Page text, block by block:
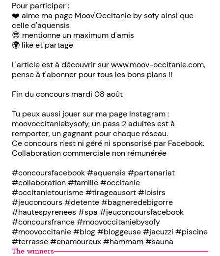
Pour participer :
❤️ aime ma page Moov'Occitanie by sofy ainsi que
celle d'aquensis
😎 mentionne un maximum d'amis
🌍 like et partage
L'article est à découvrir sur www.moov-occitanie.com,
pense à t'abonner pour tous les bons plans !!
Fin du concours mardi 08 août
Tu peux aussi jouer sur ma page Instagram :
moovoccitaniebysofy, un pass 2 adultes est à
remporter, un gagnant pour chaque réseau.
Ce concours n'est ni géré ni sponsorisé par Facebook.
Collaboration commerciale non rémunérée
#concoursfacebook #aquensis #partenariat
#collaboration #famille #occitanie
#occitanietourisme #tirageausort #loisirs
#jeuconcours #detente #bagneredebigorre
#hautespyrenees #spa #jeuconcoursfacebook
#concoursfrance #moovoccitaniebysofy
#moovoccitanie #blog #bloggeuse #jacuzzi #piscine
#terrasse #enamoureux #hammam #sauna
The winners